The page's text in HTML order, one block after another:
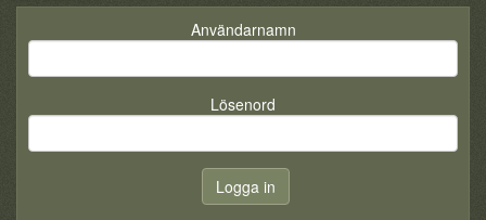
Användarnamn
Lösenord